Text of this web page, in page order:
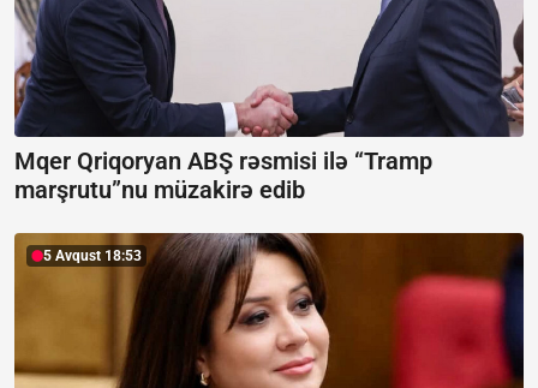
Mqer Qriqoryan ABŞ rəsmisi ilə “Tramp
marşrutu”nu müzakirə edib
5 Avqust 18:53